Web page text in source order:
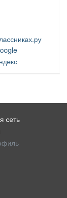
сеть